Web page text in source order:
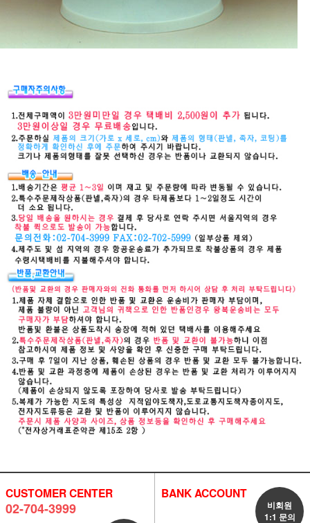
CUSTOMER CENTER
02-704-3999
BANK ACCOUNT
비회원
1:1 문의